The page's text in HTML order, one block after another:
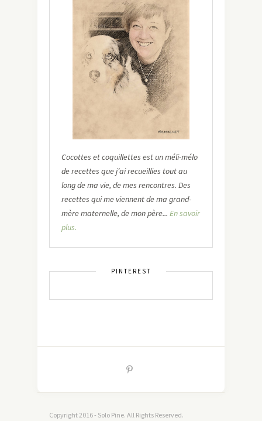
Cocottes et coquillettes est un méli-mélo
de recettes que j’ai recueillies tout au
long de ma vie, de mes rencontres. Des
recettes qui me viennent de ma grand-
mère maternelle, de mon père... En savoir
plus.
PINTEREST
Copyright 2016 - Solo Pine. All Rights Reserved.